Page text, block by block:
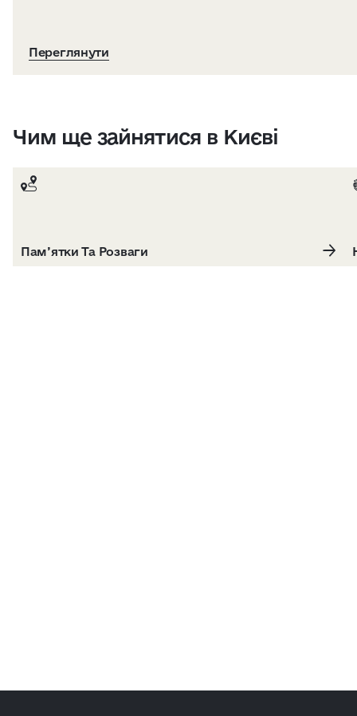
Переглянути
Чим ще зайнятися в Києві
Пам’ятки Та Розваги